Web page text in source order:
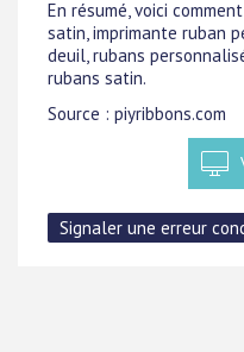
En résumé, voici
satin, imprimante ruban
deuil, rubans
rubans satin.
Source : piyribbons.com